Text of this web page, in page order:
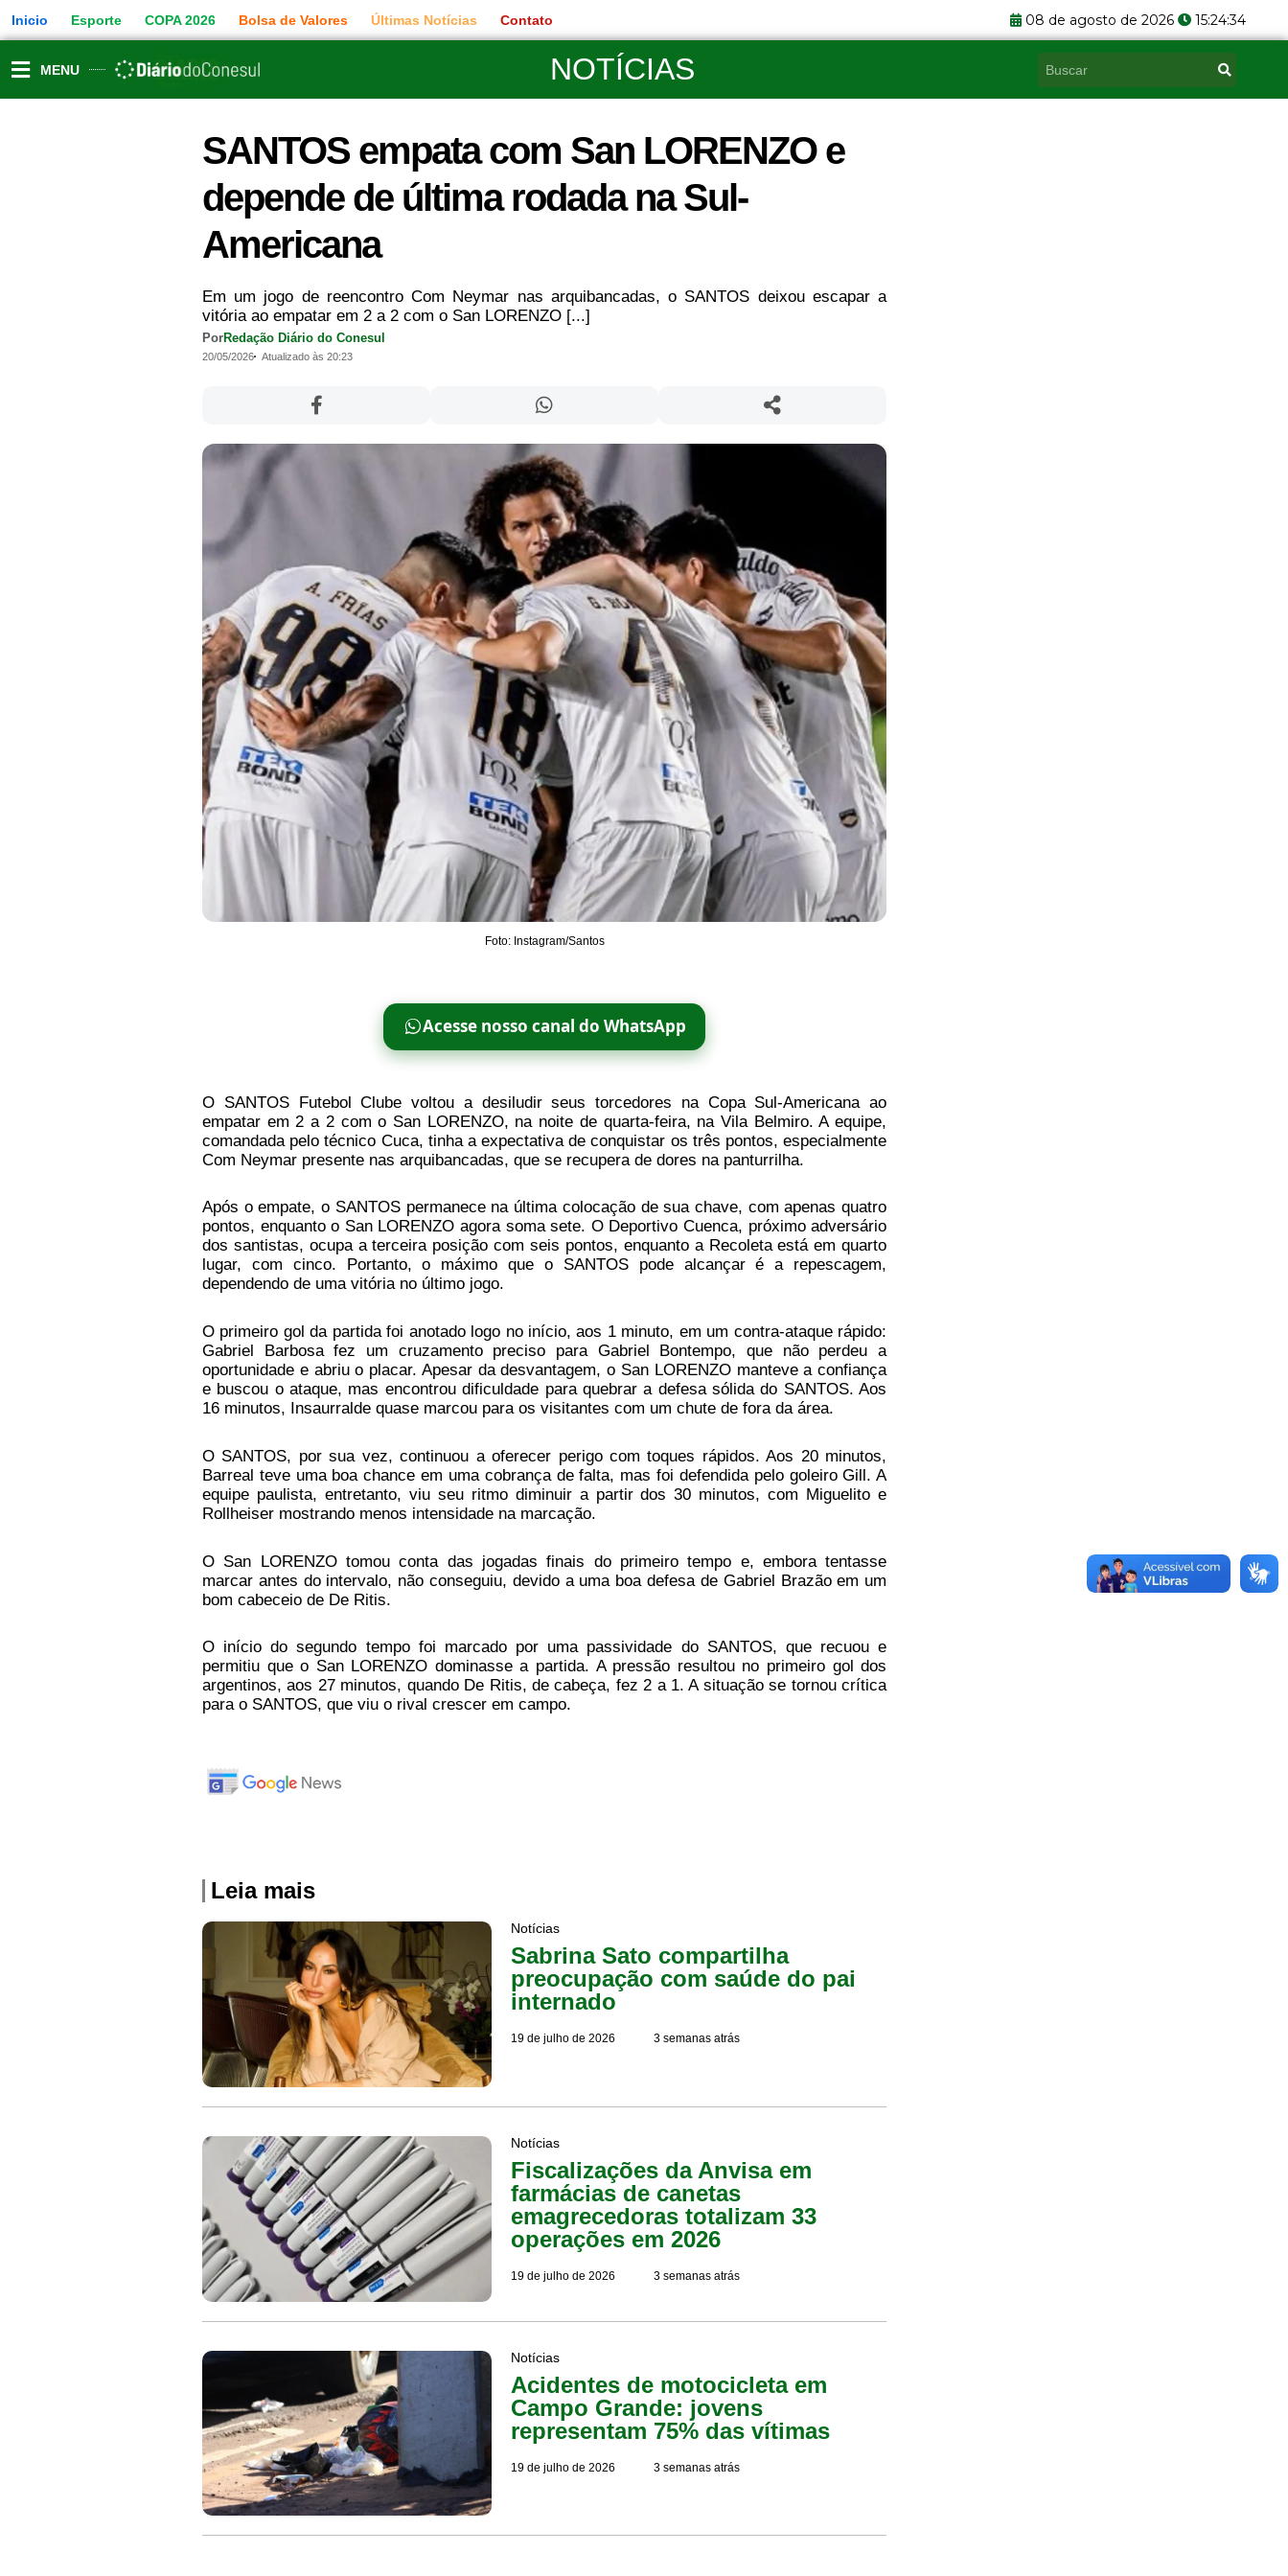
para
o
conteúdo
Inicio Esporte COPA 2026 Bolsa de Valores Últimas Notícias Contato 08 de agosto de 2026 15:24:35
MENU NOTÍCIAS
SANTOS empata com San LORENZO e
depende de última rodada na Sul-
Americana
Em um jogo de reencontro Com Neymar nas arquibancadas, o SANTOS deixou escapar a
vitória ao empatar em 2 a 2 com o San LORENZO [...]
PorRedação Diário do Conesul
20/05/2026 Atualizado às 20:23
Foto: Instagram/Santos
Acesse nosso canal do WhatsApp
O SANTOS Futebol Clube voltou a desiludir seus torcedores na Copa Sul-Americana ao
empatar em 2 a 2 com o San LORENZO, na noite de quarta-feira, na Vila Belmiro. A equipe,
comandada pelo técnico Cuca, tinha a expectativa de conquistar os três pontos, especialmente
Com Neymar presente nas arquibancadas, que se recupera de dores na panturrilha.
Após o empate, o SANTOS permanece na última colocação de sua chave, com apenas quatro
pontos, enquanto o San LORENZO agora soma sete. O Deportivo Cuenca, próximo adversário
dos santistas, ocupa a terceira posição com seis pontos, enquanto a Recoleta está em quarto
lugar, com cinco. Portanto, o máximo que o SANTOS pode alcançar é a repescagem,
dependendo de uma vitória no último jogo.
O primeiro gol da partida foi anotado logo no início, aos 1 minuto, em um contra-ataque rápido:
Gabriel Barbosa fez um cruzamento preciso para Gabriel Bontempo, que não perdeu a
oportunidade e abriu o placar. Apesar da desvantagem, o San LORENZO manteve a confiança
e buscou o ataque, mas encontrou dificuldade para quebrar a defesa sólida do SANTOS. Aos
16 minutos, Insaurralde quase marcou para os visitantes com um chute de fora da área.
O SANTOS, por sua vez, continuou a oferecer perigo com toques rápidos. Aos 20 minutos,
Barreal teve uma boa chance em uma cobrança de falta, mas foi defendida pelo goleiro Gill. A
equipe paulista, entretanto, viu seu ritmo diminuir a partir dos 30 minutos, com Miguelito e
Rollheiser mostrando menos intensidade na marcação.
O San LORENZO tomou conta das jogadas finais do primeiro tempo e, embora tentasse
marcar antes do intervalo, não conseguiu, devido a uma boa defesa de Gabriel Brazão em um
bom cabeceio de De Ritis.
O início do segundo tempo foi marcado por uma passividade do SANTOS, que recuou e
permitiu que o San LORENZO dominasse a partida. A pressão resultou no primeiro gol dos
argentinos, aos 27 minutos, quando De Ritis, de cabeça, fez 2 a 1. A situação se tornou crítica
para o SANTOS, que viu o rival crescer em campo.
Leia mais
Notícias
Sabrina Sato compartilha
preocupação com saúde do pai
internado
19 de julho de 2026 3 semanas atrás
Notícias
Fiscalizações da Anvisa em
farmácias de canetas
emagrecedoras totalizam 33
operações em 2026
19 de julho de 2026 3 semanas atrás
Notícias
Acidentes de motocicleta em
Campo Grande: jovens
representam 75% das vítimas
19 de julho de 2026 3 semanas atrás